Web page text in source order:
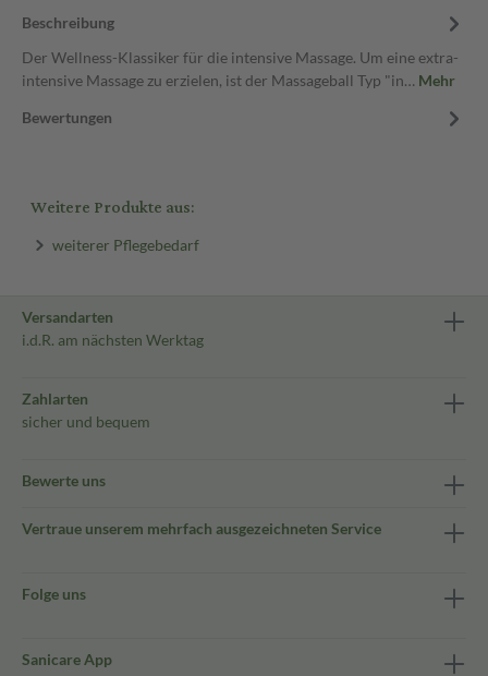
Beschreibung
Der Wellness-Klassiker für die intensive Massage. Um eine extra-
intensive Massage zu erzielen, ist der Massageball Typ "in… Mehr
Bewertungen
Weitere Produkte aus:
weiterer Pflegebedarf
Versandarten
i.d.R. am nächsten Werktag
Zahlarten
sicher und bequem
Bewerte uns
Vertraue unserem mehrfach ausgezeichneten Service
Folge uns
Sanicare App